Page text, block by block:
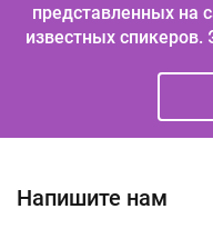
представленных на
известных спикеров.
Напишите нам